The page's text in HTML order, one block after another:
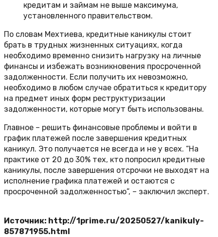
кредитам и займам не выше максимума,
установленного правительством.
По словам Мехтиева, кредитные каникулы стоит
брать в трудных жизненных ситуациях, когда
необходимо временно снизить нагрузку на личные
финансы и избежать возникновения просроченной
задолженности. Если получить их невозможно,
необходимо в любом случае обратиться к кредитору
на предмет иных форм реструктуризации
задолженности, которые могут быть использованы.
Главное – решить финансовые проблемы и войти в
график платежей после завершения кредитных
каникул. Это получается не всегда и не у всех. “На
практике от 20 до 30% тех, кто попросил кредитные
каникулы, после завершения отсрочки не выходят на
исполнение графика платежей и остаются с
просроченной задолженностью”, – заключил эксперт.
Источник: http://1prime.ru/20250527/kanikuly-
857871955.html